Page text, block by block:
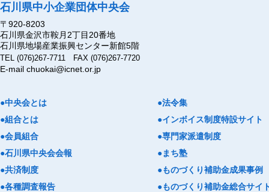
石川県中小企業団体中央会
〒920-8203
石川県金沢市鞍月2丁目20番地
石川県地場産業振興センター新館5階
TEL (076)267-7711 FAX (076)267-7720
E-mail chuokai@icnet.or.jp
●中央会とは
●組合とは
●会員組合
●石川県中央会会報
●共済制度
●各種調査報告
●法令集
●インボイス制度特設サイト
●専門家派遣制度
●まち塾
●ものづくり補助金成果事例
●ものづくり補助金総合サイ